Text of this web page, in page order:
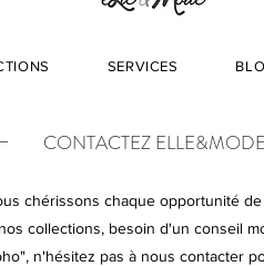
SERVICES
CONTACTEZ ELLE&MODE
chérissons chaque opportunité
collections, besoin d'un conseil
n'hésitez pas à nous contacter